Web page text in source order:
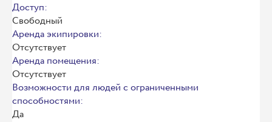
Доступ:
Свободный
Аренда экипировки:
Отсутствует
Аренда помещения:
Отсутствует
Возможности для людей с ограниченными
способностями:
Да